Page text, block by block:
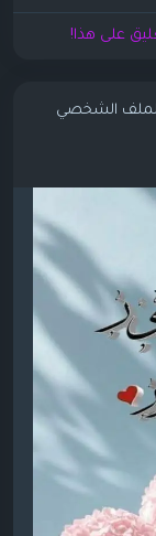
على هذا!
الشخصي